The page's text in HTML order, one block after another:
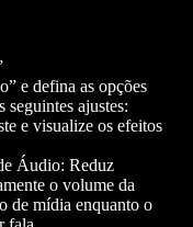
e defina as opções
seguintes ajustes:
e visualize os efeitos
Áudio: Reduz
o volume da
de mídia enquanto o